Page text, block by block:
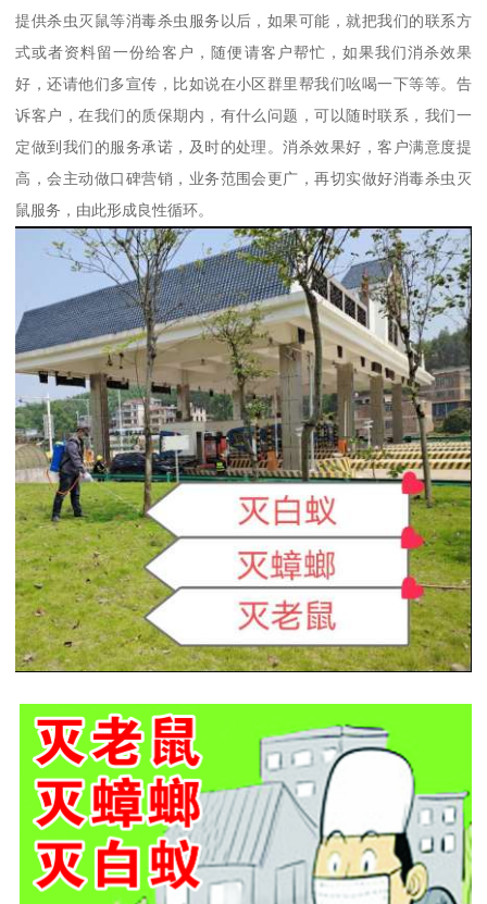
提供杀虫灭鼠等消毒杀虫服务以后，如果可能，就把我们的联系方
式或者资料留一份给客户，随便请客户帮忙，如果我们消杀效果
好，还请他们多宣传，比如说在小区群里帮我们吆喝一下等等。告
诉客户，在我们的质保期内，有什么问题，可以随时联系，我们一
定做到我们的服务承诺，及时的处理。消杀效果好，客户满意度提
高，会主动做口碑营销，业务范围会更广，再切实做好消毒杀虫灭
鼠服务，由此形成良性循环。